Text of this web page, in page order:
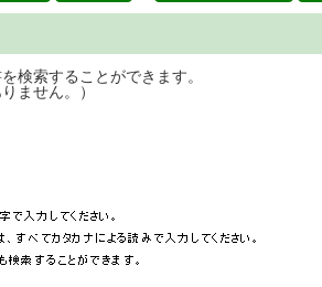
の蔵書を検索することがで
ません。）